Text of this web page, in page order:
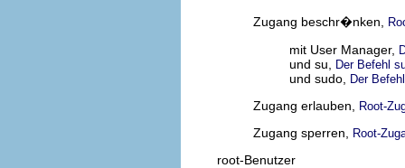
Zugang beschr�nken,
mit User Manager,
und su, Der Befehl
und sudo, Der
Zugang erlauben, Root-
Zugang sperren, Root-
root-Benutzer